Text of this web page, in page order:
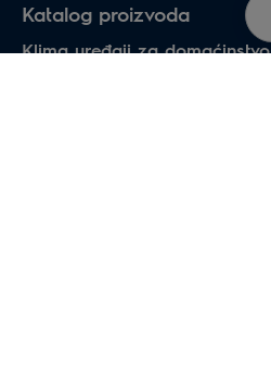
Katalog proizvoda
Klima uređaji za domaćinstvo